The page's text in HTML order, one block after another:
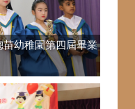
幼稚園第四屆畢業